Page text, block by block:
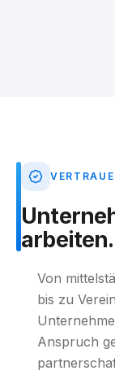
arbeiten.
Von
bis zu
Anspruch